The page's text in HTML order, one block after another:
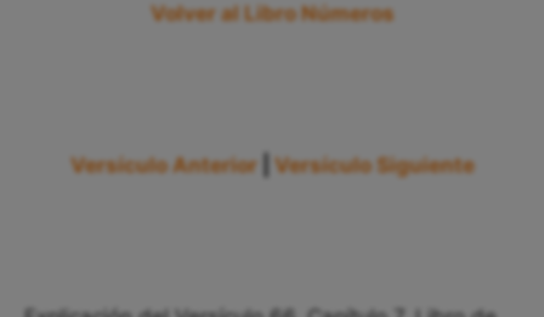
Volver al Libro Números
Versículo Anterior Versículo Siguiente